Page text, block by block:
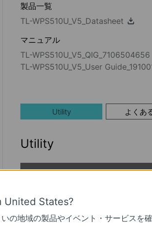
製品一覧
TL-WPS510U_V5_Datasheet
マニュアル
TL-WPS510U_V5_QIG_7106504656
TL-WPS510U_V5_User
Utility よくあ
Utility
TL-WPS510U_V5_SetupWizard
United States?
の地域の製品やイベント・サービスを確